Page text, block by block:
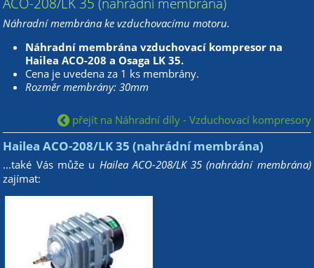
Náhradní membrána ke vzduchovacímu motoru.
Náhradní membrána vzduchovací kompresor na
Hailea ACO-208 a Osaga LK 35.
Cena je uvedena za 1 ks membrány.
Rozměr membrány: 30mm
přejít na Náhradní díly - Vzduchovací kompresory
Hailea ACO-208/LK 35 (nahrádní membrána)
...také Vás může u Hailea ACO-208/LK 35 (nahrádní membrána)
zajímat: